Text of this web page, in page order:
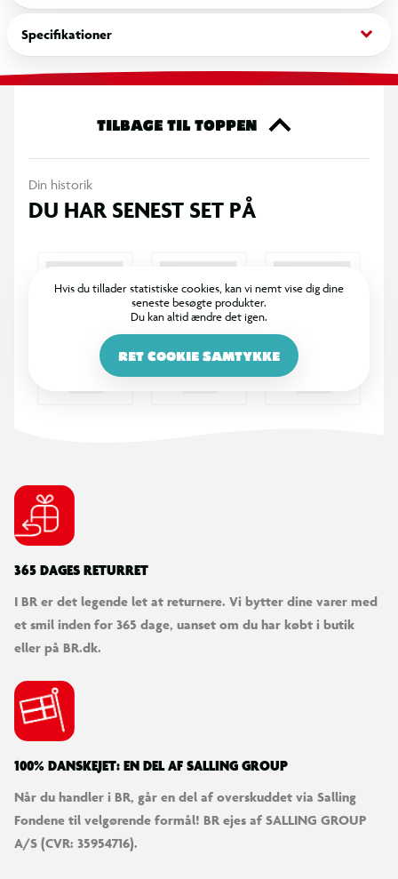
Specifikationer keyboard_arrow_down
TILBAGE TIL TOPPEN
Din historik
DU HAR SENEST SET PÅ
Hvis du tillader statistiske cookies, kan vi nemt vise dig dine
seneste besøgte produkter.
Du kan altid ændre det igen.
RET COOKIE SAMTYKKE
365 DAGES RETURRET
I BR er det legende let at returnere. Vi bytter dine varer med
et smil inden for 365 dage, uanset om du har købt i butik
eller på BR.dk.
100% DANSKEJET: EN DEL AF SALLING GROUP
Når du handler i BR, går en del af overskuddet via Salling
Fondene til velgørende formål! BR ejes af SALLING GROUP
A/S (CVR: 35954716).